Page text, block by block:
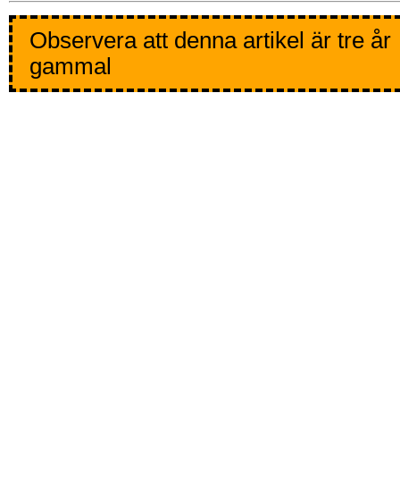
Observera att denna artikel är tre år
gammal